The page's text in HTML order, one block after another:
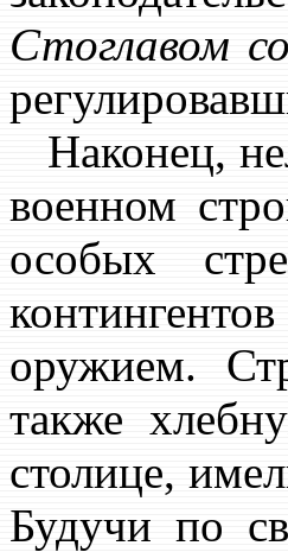
Стоглавом
Наконец,
военном
особых
оружием.
также
столице,
Будучи по